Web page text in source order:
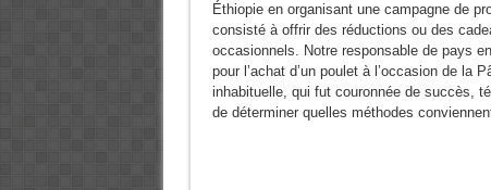
Éthiopie en organisant une campagne de
consisté à offrir des réductions ou des
occasionnels. Notre responsable de pays
pour l’achat d’un poulet à l’occasion de la
inhabituelle, qui fut couronnée de succès,
de déterminer quelles méthodes